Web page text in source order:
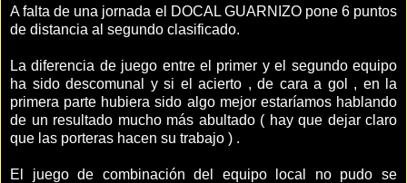
A falta de una jornada el DOCAL GUARNIZO pone 6 puntos
de distancia al segundo clasificado.
La diferencia de juego entre el primer y el segundo equipo
ha sido descomunal y si el acierto , de cara a gol , en la
primera parte hubiera sido algo mejor estaríamos hablando
de un resultado mucho más abultado ( hay que dejar claro
que las porteras hacen su trabajo ) .
El juego de combinación del equipo local no pudo se